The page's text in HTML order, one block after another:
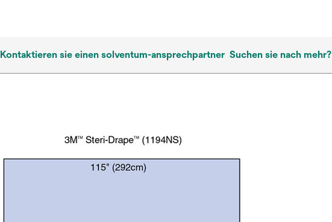
Kontaktieren sie einen solventum-ansprechpartner Suchen sie nach mehr?